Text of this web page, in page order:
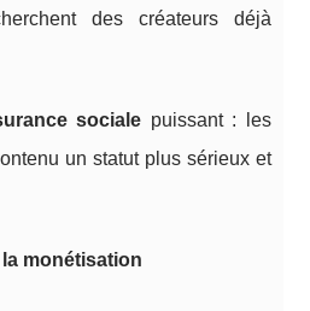
des créateurs déjà
sociale puissant : les
un statut plus sérieux et
la monétisation